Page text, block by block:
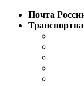
Почта